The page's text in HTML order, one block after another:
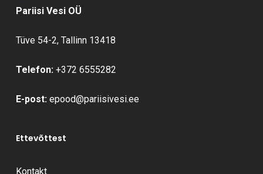
Pariisi Vesi OÜ
Tüve 54-2, Tallinn 13418
Telefon: +372 6555282
E-post: epood@pariisivesi.ee
Ettevõttest
Kontakt